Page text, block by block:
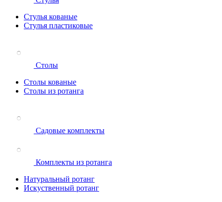
Стулья кованые
Стулья пластиковые
Столы
Столы кованые
Столы из ротанга
Садовые комплекты
Комплекты из ротанга
Натуральный ротанг
Искуственный ротанг